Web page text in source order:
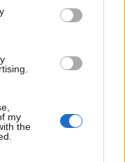
my
the
Mezőgazdasági Kar,
átalakulásáról